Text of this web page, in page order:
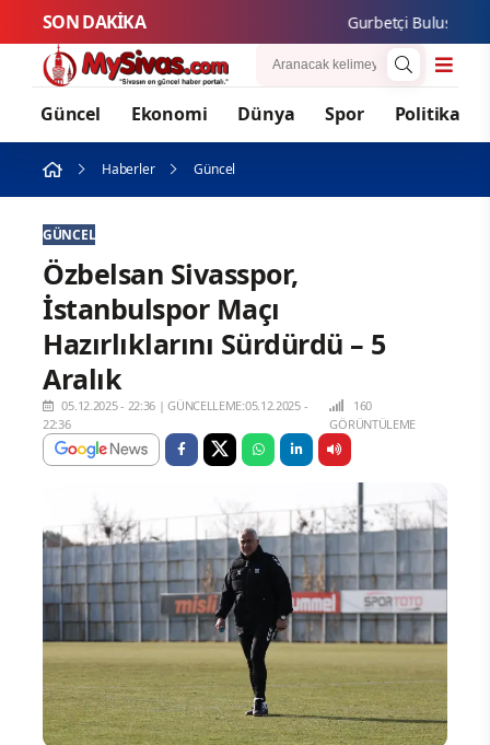
SON DAKİKA Gurbetçi
Güncel Ekonomi Dünya Spor Politika
Haberler Güncel
GÜNCEL
Özbelsan Sivasspor,
İstanbulspor Maçı
Hazırlıklarını Sürdürdü – 5
Aralık
05.12.2025 - 22:36 |GÜNCELLEME:05.12.2025 -
22:36
160
GÖRÜNTÜLEME